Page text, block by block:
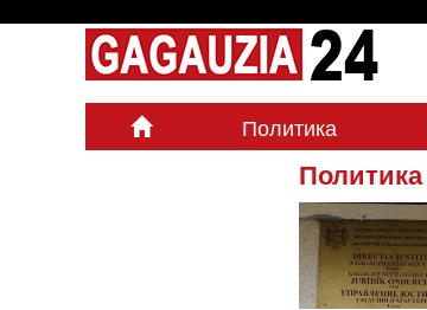
Политика
Политика